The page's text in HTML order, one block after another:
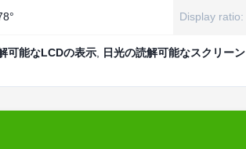
Display ratio:
可能なLCDの表示 日光の読解可能なスクリーン